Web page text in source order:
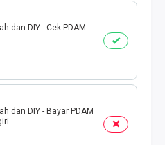
dan DIY - Cek PDAM
dan DIY - Bayar PDAM